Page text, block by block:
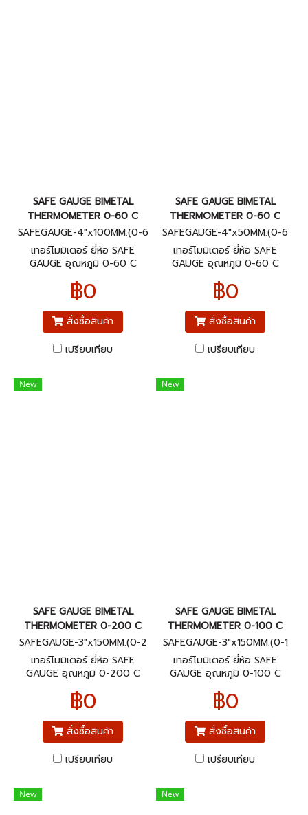
SAFE GAUGE BIMETAL
THERMOMETER 0-60 C
SAFEGAUGE-4"x100MM.(0-6
0C)BACK
เทอร์โมมิเตอร์ ยี่ห้อ SAFE
GAUGE อุณหภูมิ 0-60 C
เกลียวออกหลัง 1/2"NPT
฿0
สั่งซื้อสินค้า
เปรียบเทียบ
SAFE GAUGE BIMETAL
THERMOMETER 0-60 C
SAFEGAUGE-4"x50MM.(0-6
0C)BACK
เทอร์โมมิเตอร์ ยี่ห้อ SAFE
GAUGE อุณหภูมิ 0-60 C
เกลียวออกหลัง 1/2"NPT
฿0
สั่งซื้อสินค้า
เปรียบเทียบ
New
SAFE GAUGE BIMETAL
THERMOMETER 0-200 C
SAFEGAUGE-3"x150MM.(0-2
00C)BACK
เทอร์โมมิเตอร์ ยี่ห้อ SAFE
GAUGE อุณหภูมิ 0-200 C
เกลียวออกหลัง 1/2"NPT
฿0
สั่งซื้อสินค้า
เปรียบเทียบ
New
SAFE GAUGE BIMETAL
THERMOMETER 0-100 C
SAFEGAUGE-3"x150MM.(0-1
00C)BACK
เทอร์โมมิเตอร์ ยี่ห้อ SAFE
GAUGE อุณหภูมิ 0-100 C
เกลียวออกหลัง 1/2"NPT
฿0
สั่งซื้อสินค้า
เปรียบเทียบ
New New